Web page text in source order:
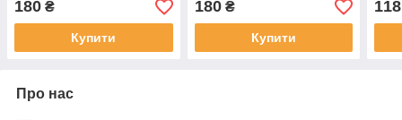
180 ₴
Купити
великоплідний)
180₴
Купити
118
Про нас